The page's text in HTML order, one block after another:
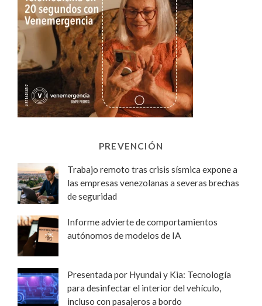
PREVENCIÓN
Trabajo remoto tras crisis sísmica expone a
las empresas venezolanas a severas brechas
de seguridad
Informe advierte de comportamientos
autónomos de modelos de IA
Presentada por Hyundai y Kia: Tecnología
para desinfectar el interior del vehículo,
incluso con pasajeros a bordo